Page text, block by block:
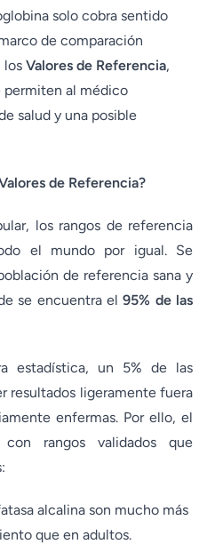
solo cobra sentido
de comparación
los Valores de Referencia,
permiten al médico
salud y una posible
de Referencia?
los rangos de referencia
el mundo por igual. Se
de referencia sana y
se encuentra el95% de las
estadística, un 5% de las
resultados ligeramente fuera
enfermas. Por ello, el
rangos validados que
alcalina son mucho más
que en adultos.